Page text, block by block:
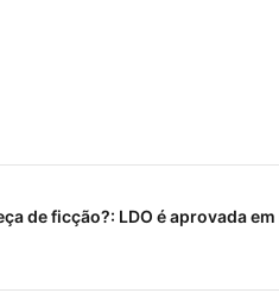
de ficção?: LDO é aprovada